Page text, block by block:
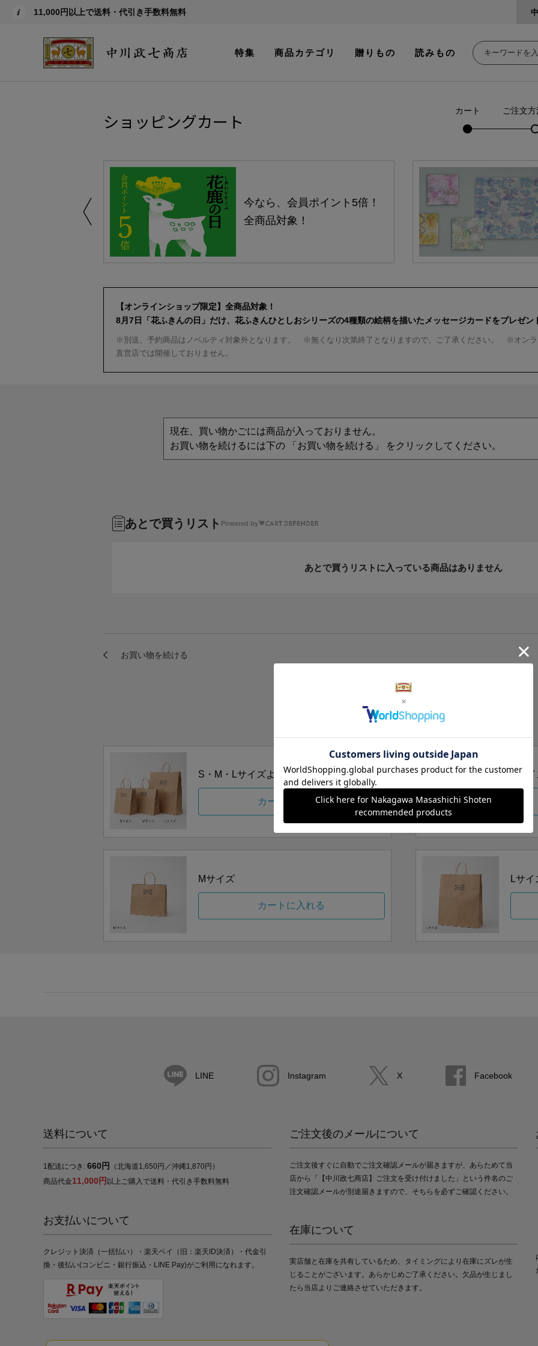
11,000円以上で送料・代引き手数料無料
特集 商品カテゴリ 贈りもの 読みもの
ショッピングカート カート ご注文
今なら、会員ポイント5倍！
全商品対象！
【オンラインショップ限定】全商品対象！
8月7日「花ふきんの日」だけ、花ふきんひとしおシリーズの4種類の絵柄を描いたメッセージカードをプレゼン
※別送、予約商品はノベルティ対象外となります。 ※無くなり次第終了となりますので、ご了承ください。 ※オンラ
直営店では開催しておりません。
現在、買い物かごには商品が入っておりません。
お買い物を続けるには下の 「お買い物を続ける」 をクリックしてください。
あとで買うリスト Powered by
あとで買うリストに入っている商品はありません
手提げ袋（有料）はこちら
S・M・Lサイズより当店にお任せ
カートに入れる
Sサイ
Mサイズ
カートに入れる
Lサイ
LINE Instagram X Facebook
送料について
1配送につき: 660円
（北海道1,650円／沖縄1,870円）
商品代金11,000円 以上ご購入で送料・代引き手数料無料
お支払いについて
クレジット決済（一括払い）・楽天ペイ（旧：楽天ID決済）・代金引
換・後払い(コンビニ・銀行振込・LINE Pay)がご利用になれます。
ご注文後のメールについて
ご注文後すぐに自動でご注文確認メールが届きますが、あらためて当
店から「【中川政七商店】ご注文を受け付けました」という件名のご
注文確認メールが別途届きますので、そちらを必ずご確認ください。
在庫について
実店舗と在庫を共有しているため、タイミングにより在庫にズレが生
じることがございます。あらかじめご了承ください。欠品が生じまし
たら当店よりご連絡させていただきます。